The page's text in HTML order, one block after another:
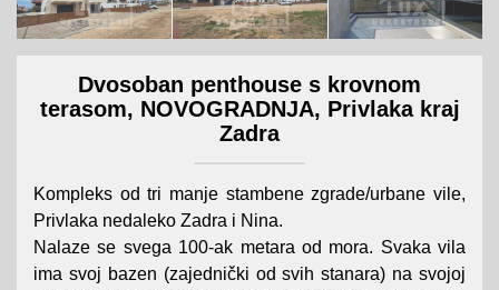
Dvosoban penthouse s krovnom
terasom, NOVOGRADNJA, Privlaka kraj
Zadra
Kompleks od tri manje stambene zgrade/urbane vile,
Privlaka nedaleko Zadra i Nina.
Nalaze se svega 100-ak metara od mora. Svaka vila
ima svoj bazen (zajednički od svih stanara) na svojoj